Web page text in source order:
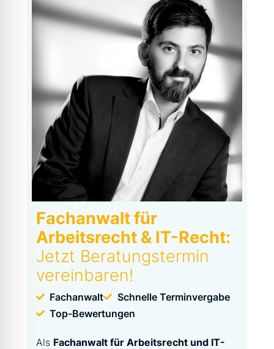
Fachanwalt für
Arbeitsrecht & IT-Recht:
Jetzt Beratungstermin
vereinbaren!
Fachanwalt
Schnelle Terminvergabe
Top-Bewertungen
Als Fachanwalt für Arbeitsrecht und IT-